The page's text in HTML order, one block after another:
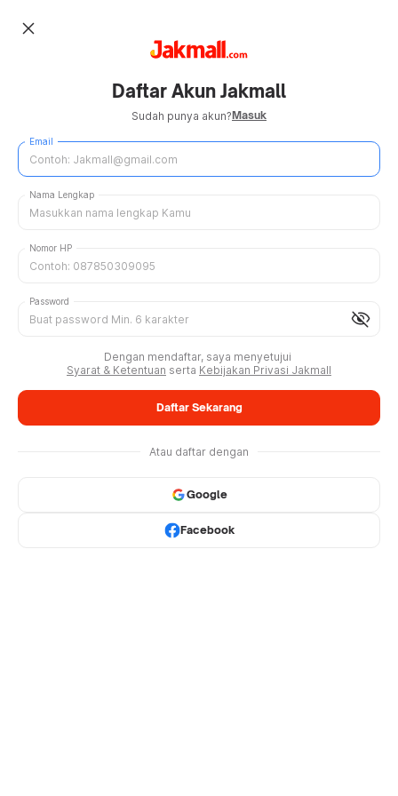
close
Daftar Akun Jakmall
Sudah punya akun?Masuk
Email
Nama Lengkap
Nomor HP
visibility_off
Password
Dengan mendaftar, saya menyetujui
Syarat & Ketentuan serta Kebijakan Privasi Jakmall
Daftar Sekarang
Atau daftar dengan
Google
Facebook